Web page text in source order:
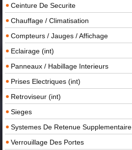
Ceinture De Securite
Chauffage / Climatisation
Compteurs / Jauges / Affichage
Eclairage (int)
Panneaux / Habillage Interieurs
Prises Electriques (int)
Retroviseur (int)
Sieges
Systemes De Retenue Supplementaire
Verrouillage Des Portes